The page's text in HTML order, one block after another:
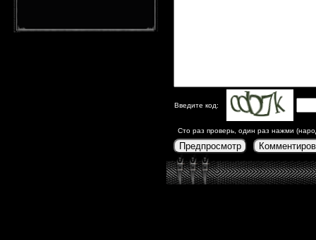
Введите код:
Сто раз проверь, один раз нажми
Предпросмотр